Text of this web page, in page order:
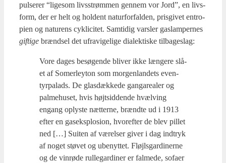
pul­se­rer “lige­som livs­strøm­men gen­nem vor Jord”, en livs­
form, der er helt og hol­dent natur­for­fal­den, pris­gi­vet entro­
pi­en og natu­rens cyk­li­ci­tet. Sam­ti­dig vars­ler gas­lam­per­nes
gif­ti­ge brænd­sel det ufravi­ge­li­ge dia­lek­ti­ske til­ba­ge­slag:
Vore dages besø­gen­de bli­ver ikke læn­ge­re slå­
et af Somer­leyton som mor­gen­lan­dets even­
tyr­pa­lads. De glas­dæk­ke­de gan­ga­re­a­ler og
pal­me­hu­set, hvis højt­sid­den­de hvæl­ving
engang oply­ste næt­ter­ne, brænd­te ud i 1913
efter en gas­eks­plo­sion, hvor­ef­ter de blev pil­let
ned […] Sui­ten af værel­ser giver i dag ind­tryk
af noget stø­vet og ube­nyt­tet. Fløjls­gar­di­ner­ne
og de vin­rø­de rul­le­gar­di­ner er fal­me­de, sofa­er